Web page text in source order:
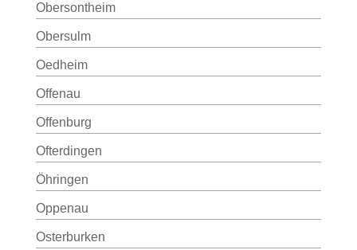
Obersontheim
Obersulm
Oedheim
Offenau
Offenburg
Ofterdingen
Öhringen
Oppenau
Osterburken